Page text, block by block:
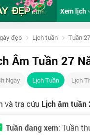
ĐẸP.com Xem lịch
đẹp Lịch tuần Tuần 27
Âm Tuần 27
Ngày Lịch Tuần Lịch
và tra cứu Lịch âm tuần
Tuần đang xem: Tuần